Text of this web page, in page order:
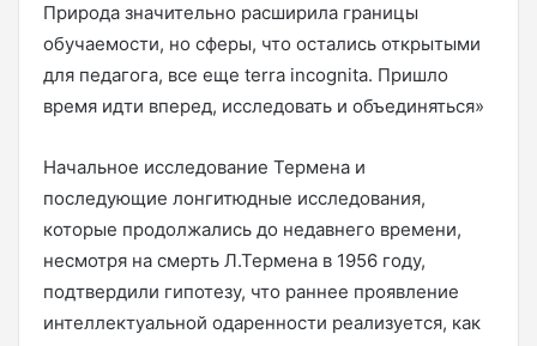
Природа значительно расширила границы
обучаемости, но сферы, что остались открытыми
для педагога, все еще terra incognita. Пришло
время идти вперед, исследовать и объединяться»
Начальное исследование Термена и
последующие лонгитюдные исследования,
которые продолжались до недавнего времени,
несмотря на смерть Л.Термена в 1956 году,
подтвердили гипотезу, что раннее проявление
интеллектуальной одаренности реализуется, как